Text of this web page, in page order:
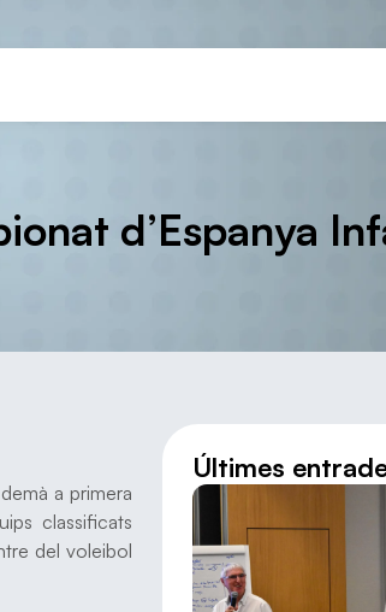
d’Espanya
a primera
classificats
del voleibol
Últimes